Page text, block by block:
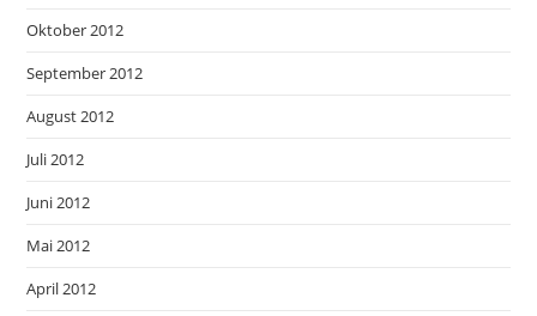
Oktober 2012
September 2012
August 2012
Juli 2012
Juni 2012
Mai 2012
April 2012